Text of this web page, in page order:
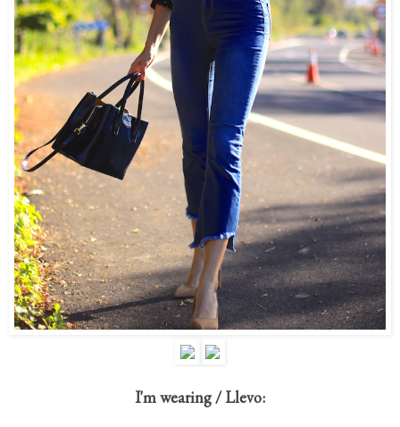
I'm wearing / Llevo: